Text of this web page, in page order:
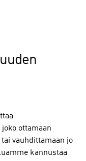
ottamaan
vauhdittamaan jo
kannustaa